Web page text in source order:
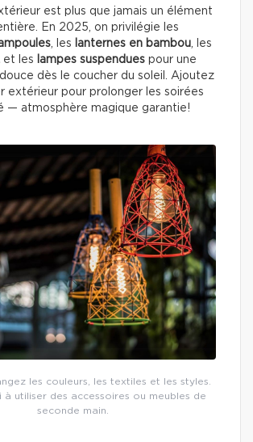
est plus que jamais un élément
En 2025, on privilégie les
, les lanternes en bambou , les
et les lampes suspendues pour une
dès le coucher du soleil. Ajoutez
extérieur pour prolonger les soirées
— atmosphère magique garantie!
les couleurs, les textiles et les styles.
à utiliser des accessoires ou meubles de
seconde main.